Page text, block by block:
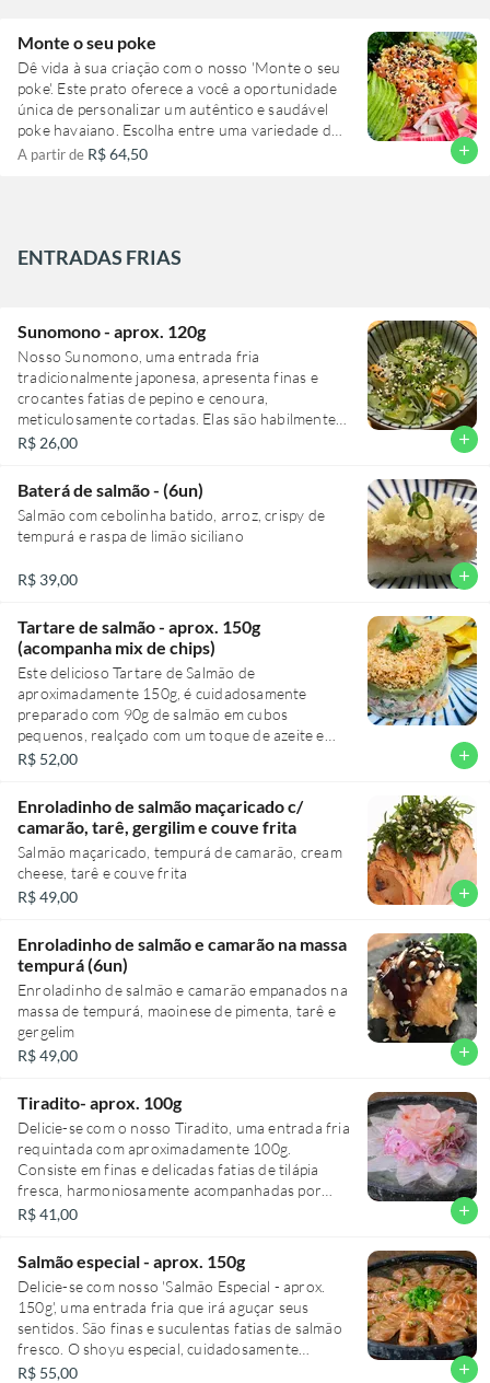
farofa especial super crocante. Tudo isso regado
com nosso exclusivo molho shake hara. Prepare-
se para uma explosão de sabores!
Monte o seu poke
Dê vida à sua criação com o nosso 'Monte o seu
poke'. Este prato oferece a você a oportunidade
única de personalizar um autêntico e saudável
poke havaiano. Escolha entre uma variedade de
ingredientes frescos e de alta qualidade, todos
desfrute de um prato cheio de sabor e nutrição.
A partir de R$ 64,50 add
ENTRADAS FRIAS
Sunomono - aprox. 120g
Nosso Sunomono, uma entrada fria
tradicionalmente japonesa, apresenta finas e
crocantes fatias de pepino e cenoura,
meticulosamente cortadas. Elas são habilmente
mergulhadas em um autêntico molho Amazu, que
proporcionando um deleite para o paladar que
acorda os sentidos. Com aproximadamente
120g, esta deliciosa entrada irá prepará-lo para a
refeição principal, proporcionando uma
R$ 26,00 add
Baterá de salmão - (6un)
Salmão com cebolinha batido, arroz, crispy de
tempurá e raspa de limão siciliano
R$ 39,00 add
Tartare de salmão - aprox. 150g
(acompanha mix de chips)
Este delicioso Tartare de Salmão de
aproximadamente 150g, é cuidadosamente
preparado com 90g de salmão em cubos
pequenos, realçado com um toque de azeite e
pimenta do reino. O sabor é intensificado pela
uma pitada de mostarda dijon e pimenta sriracha
para um toque de calor. Incorporamos maionese
caseira, cebolinha e gergelim para uma textura
rica, juntamente com cebola roxa picada para um
sabor adicional. O prato é finalizado com um
molho de guacamole suave e brotos de coentro
de batata-doce e mandioquinha, fornecendo o
contraste perfeito para o tartare. Uma
maravilhosa opção de entrada fria que vai
encantar seu paladar.
R$ 52,00 add
Enroladinho de salmão maçaricado c/
camarão, tarê, gergilim e couve frita
Salmão maçaricado, tempurá de camarão, cream
cheese, tarê e couve frita
R$ 49,00
add
Enroladinho de salmão e camarão na massa
tempurá (6un)
Enroladinho de salmão e camarão empanados na
massa de tempurá, maoinese de pimenta, tarê e
gergelim
R$ 49,00
add
Tiradito- aprox. 100g
Delicie-se com o nosso Tiradito, uma entrada fria
requintada com aproximadamente 100g.
Consiste em finas e delicadas fatias de tilápia
fresca, harmoniosamente acompanhadas por
cebola roxa crocante e cebolinha fresca. O toque
que agrega um sabor inconfundivelmente único
ao prato. Uma combinação surpreendente e
deliciosa, que promete encantar seu paladar
desde a primeira mordida.
R$ 41,00 add
Salmão especial - aprox. 150g
Delicie-se com nosso 'Salmão Especial - aprox.
150g', uma entrada fria que irá aguçar seus
sentidos. São finas e suculentas fatias de salmão
fresco. O shoyu especial, cuidadosamente
selecionado, acentua o sabor do salmão,
R$ 55,00 add